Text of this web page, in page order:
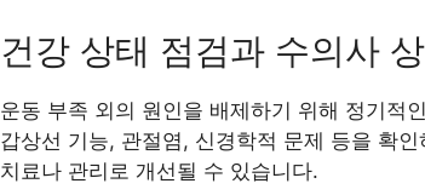
건강 상태 점검과 수의사
운동 부족 외의 원인을 배제하기 위해 정기적
갑상선 기능, 관절염, 신경학적 문제 등을 확
치료나 관리로 개선될 수 있습니다.